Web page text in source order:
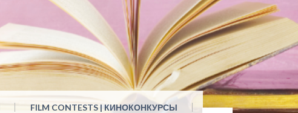
FILM CONTESTS | КИНОКОНКУРСЫ